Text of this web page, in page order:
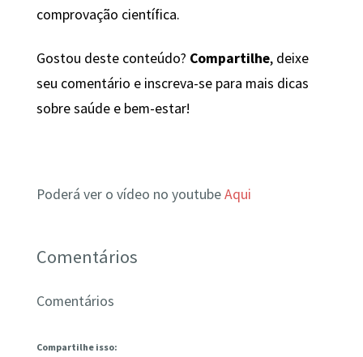
comprovação científica.
Gostou deste conteúdo? Compartilhe, deixe
seu comentário e inscreva-se para mais dicas
sobre saúde e bem-estar!
Poderá ver o vídeo no youtubeAqui
Comentários
Comentários
Compartilhe isso: